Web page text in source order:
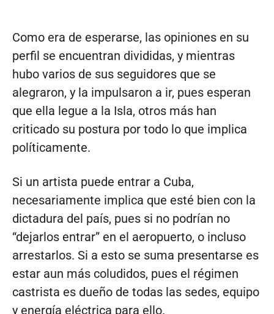
Como era de esperarse, las opiniones en su
perfil se encuentran divididas, y mientras
hubo varios de sus seguidores que se
alegraron, y la impulsaron a ir, pues esperan
que ella legue a la Isla, otros más han
criticado su postura por todo lo que implica
políticamente.
Si un artista puede entrar a Cuba,
necesariamente implica que esté bien con la
dictadura del país, pues si no podrían no
“dejarlos entrar” en el aeropuerto, o incluso
arrestarlos. Si a esto se suma presentarse es
estar aun más coludidos, pues el régimen
castrista es dueño de todas las sedes, equipo
y energía eléctrica para ello.